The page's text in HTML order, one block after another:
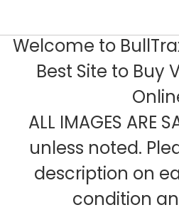
Welcome to
Best Site to Buy
ALL IMAGES ARE
unless noted.
description on
condition